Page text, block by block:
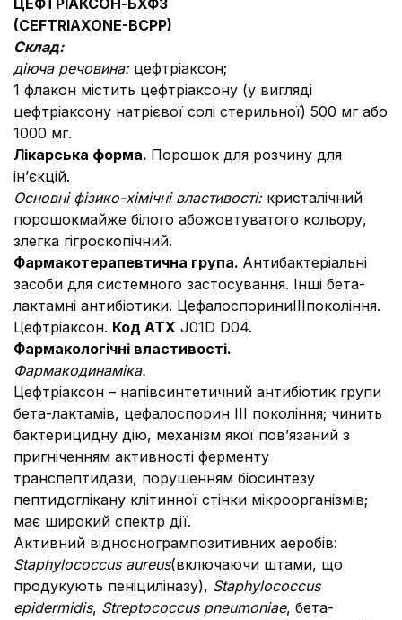
ЦЕФТРІАКСОН-БХФЗ
(CEFTRIAXONE-BCPP)
Склад:
діюча речовина: цефтріаксон;
1 флакон містить цефтріаксону (у вигляді
цефтріаксону натрієвої солі стерильної) 500 мг або
1000 мг.
Лікарська форма. Порошок для розчину для
ін’єкцій.
Основні фізико-хімічні властивості: кристалічний
порошокмайже білого абожовтуватого кольору,
злегка гігроскопічний.
Фармакотерапевтична група. Антибактеріальні
засоби для системного застосування. Інші бета-
лактамні антибіотики. ЦефалоспориниІІІпокоління.
Цефтріаксон. Код АТХ J01D D04.
Фармакологічні властивості.
Фармакодинаміка.
Цефтріаксон – напівсинтетичний антибіотик групи
бета-лактамів, цефалоспорин ІІІ покоління; чинить
бактерицидну дію, механізм якої пов’язаний з
пригніченням активності ферменту
транспептидази, порушенням біосинтезу
пептидоглікану клітинної стінки мікроорганізмів;
має широкий спектр дії.
Активний відносногрампозитивних аеробів:
Staphylococcus aureus(включаючи штами, що
продукують пеніциліназу), Staphylococcus
epidermidis, Streptococcus pneumoniae, бета-